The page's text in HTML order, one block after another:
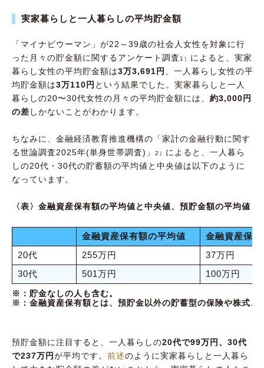
実家暮らしと一人暮らしの平均貯金額
「マイナビウーマン」が22～39歳の社会人女性を対象に行
った月々の貯金額に関するアンケート調査 1） によると、実家
暮らし女性の平均貯金額は3万3,691円
、一人暮らし女性の平
均貯金額は3万110円 という結果でした。実家暮らしと一人
暮らしの20〜30代女性の月々の平均貯金額には、 約3,000円
の差 しかないことがわかります。
ちなみに、金融経済教育推進機構の「家計の金融行動に関す
る世論調査2025年(単身世帯調査)」
2） によると、一人暮ら
しの20代・30代の貯蓄額の平均値と中央値は以下のように
なっています。
〈表〉金融資産保有額の平均値と中央値、預貯金額の平均値
金融資産保有額の平均値
金融資産保
20代
255万円
37万円
30代
501万円 100万円
※：貯金なしの人も含む。
※：金融資産保有額とは、預貯金以外の貯蓄型の保険や株式、
預貯金額に注目すると、一人暮らしの20代で99万円、30代
で237万円が平均です。 前述のように実家暮らしと一人暮ら